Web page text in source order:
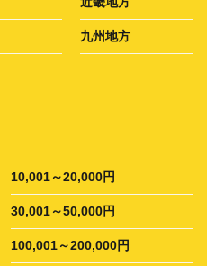
九州地方
10,001～20,000円
30,001～50,000円
100,001～200,000円